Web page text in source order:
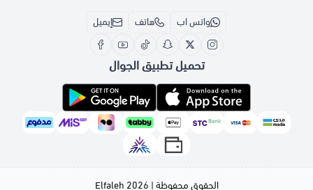
واتس اب هاتف إيميل
تحميل تطبيق الجوال
الحقوق محفوظة | 2026 Elfaleh